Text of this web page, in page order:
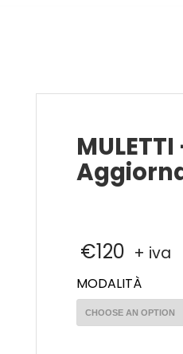
MULETTI
€120 + iva
MODALITÀ